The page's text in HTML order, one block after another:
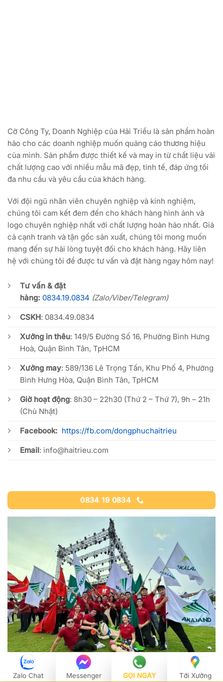
Cờ Công Ty, Doanh Nghiệp của Hải Triều là sản phẩm hoàn
hảo cho các doanh nghiệp muốn quảng cáo thương hiệu
của mình. Sản phẩm được thiết kế và may in từ chất liệu vải
chất lượng cao với nhiều mẫu mã đẹp, tinh tế, đáp ứng tối
đa nhu cầu và yêu cầu của khách hàng.
Với đội ngũ nhân viên chuyên nghiệp và kinh nghiệm,
chúng tôi cam kết đem đến cho khách hàng hình ảnh và
logo chuyên nghiệp nhất với chất lượng hoàn hảo nhất. Giá
cả cạnh tranh và tận gốc sản xuất, chúng tôi mong muốn
mang đến sự hài lòng tuyệt đối cho khách hàng. Hãy liên
hệ với chúng tôi để được tư vấn và đặt hàng ngay hôm nay!
Tư vấn & đặt
hàng: 0834.19.0834 (Zalo/Viber/Telegram)
CSKH: 0834.49.0834
Xưởng in thêu: 149/5 Đường Số 16, Phường Bình Hưng
Hoà, Quận Bình Tân, TpHCM
Xưởng may: 589/136 Lê Trọng Tấn, Khu Phố 4, Phường
Bình Hưng Hòa, Quận Bình Tân, TpHCM
Giờ hoạt động: 8h30 – 22h30 (Thứ 2 – Thứ 7), 9h – 21h
(Chủ Nhật)
Facebook: https://fb.com/dongphuchaitrieu
Email: info@haitrieu.com
0834 19 0834
Hải Triều chuyên cung cấp cờ cho các công ty BĐS trên
Zalo Chat Messenger GỌI NGAY Tới Xưởng